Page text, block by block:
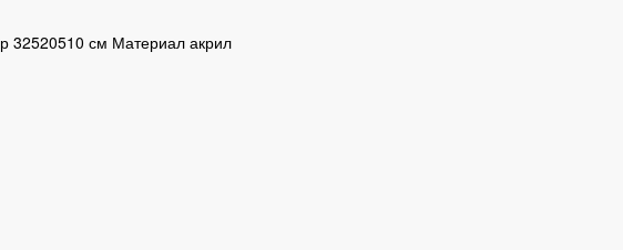
32520510 см Материал акрил